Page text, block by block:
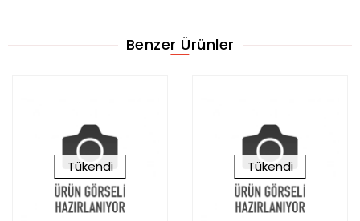
Benzer Ürünler
Tükendi Tükendi